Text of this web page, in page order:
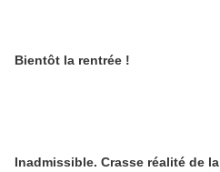
Bientôt la rentrée !
Inadmissible. Crasse réalité de la